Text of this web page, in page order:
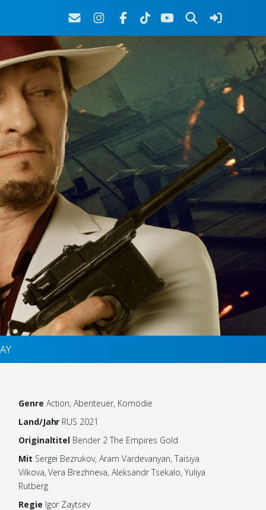
Genre Action, Abenteuer, Komödie
Land/Jahr RUS 2021
Originaltitel Bender 2 The Empires Gold
Mit Sergei Bezrukov, Aram Vardevanyan, Taisiya
Vilkova, Vera Brezhneva, Aleksandr Tsekalo, Yuliya
Rutberg
Regie Igor Zaytsev